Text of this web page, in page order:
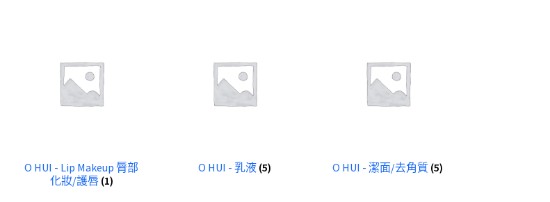
O HUI - Lip Makeup 脣部
化妝/護唇 (1)
O HUI - 乳液 (5) O HUI - 潔面/去角質 (5)